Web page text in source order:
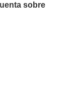
sobre